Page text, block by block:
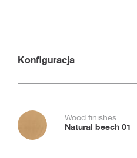
Konfiguracja
Wood finishes
Natural beech 01